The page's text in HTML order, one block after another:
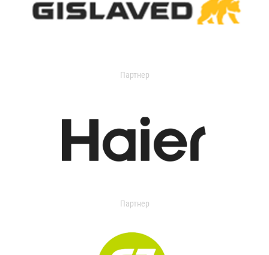
Партнер
Партнер